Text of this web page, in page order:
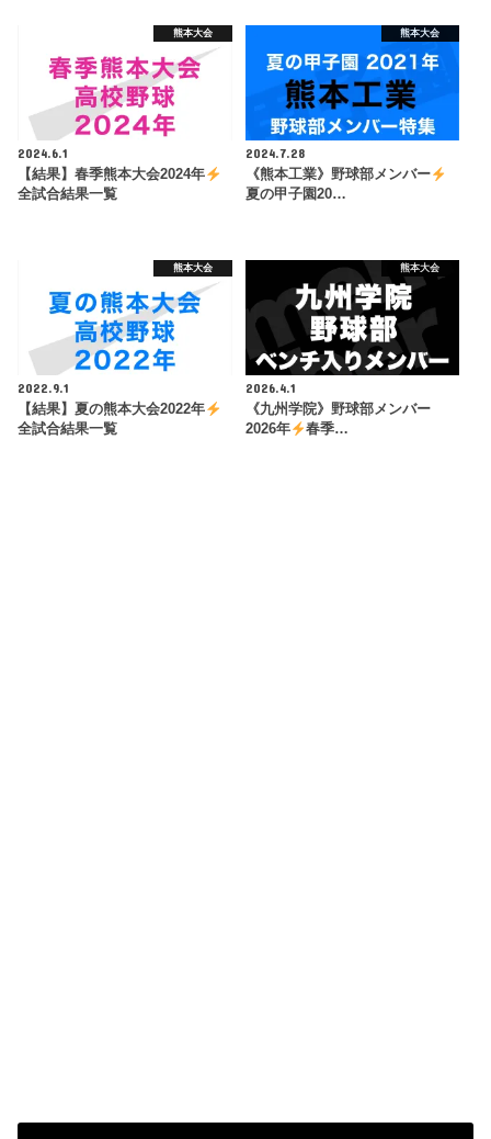
熊本大会
2024.6.1
【結果】春季熊本大会2024年
全試合結果一覧
熊本大会
2024.7.28
《熊本工業》野球部メンバー
夏の甲子園20…
熊本大会
2022.9.1
【結果】夏の熊本大会2022年
全試合結果一覧
熊本大会
2026.4.1
《九州学院》野球部メンバー
2026年
春季…